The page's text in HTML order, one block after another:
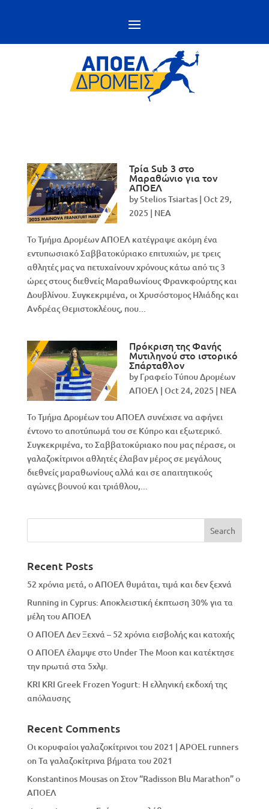
Τρία Sub 3 στο
Μαραθώνιο για τον
ΑΠΟΕΛ
byStelios Tsiartas| Oct 29,
2025 | NEA
Το Τμήμα Δρομέων ΑΠΟΕΛ κατέγραψε ακόμη ένα
εντυπωσιακό Σαββατοκύριακο επιτυχιών, με τρεις
αθλητές μας να πετυχαίνουν χρόνους κάτω από τις 3
ώρες στους διεθνείς Mαραθωνίους Φρανκφούρτης και
Δουβλίνου. Συγκεκριμένα, οι Χρυσόστομος Ηλιάδης και
Ανδρέας Θεμιστοκλέους, που...
Πρόκριση της Φανής
Μυτιληνού στο ιστορικό
Σπάρταθλον
by Γραφείο Τύπου Δρομέων
ΑΠΟΕΛ | Oct 24, 2025 | NEA
Το Τμήμα Δρομέων του ΑΠΟΕΛ συνέχισε να αφήνει
έντονο το αποτύπωμά του σε Κύπρο και εξωτερικό.
Συγκεκριμένα, το Σαββατοκύριακο που μας πέρασε, οι
γαλαζοκίτρινοι αθλητές έλαβαν μέρος σε μεγάλους
διεθνείς μαραθωνίους αλλά και σε απαιτητικούς
αγώνες βουνού και τριάθλου,...
Recent Posts
52 χρόνια μετά, ο ΑΠΟΕΛ θυμάται, τιμά και δεν ξεχνά
Running in Cyprus: Αποκλειστική έκπτωση 30% για τα
μέλη του ΑΠΟΕΛ
Ο ΑΠΟΕΛ Δεν Ξεχνά – 52 χρόνια εισβολής και κατοχής
Ο ΑΠΟΕΛ έλαμψε στο Under The Moon και κατέκτησε
την πρωτιά στα 5χλμ.
KRI KRI Greek Frozen Yogurt: Η ελληνική εκδοχή της
απόλαυσης
Recent Comments
Οι κορυφαίοι γαλαζοκίτρινοι του 2021 | APOEL runners
onΤα γαλαζοκίτρινα βήματα του 2021
Konstantinos MousasonΣτον “Radisson Blu Marathon” ο
ΑΠΟΕΛ